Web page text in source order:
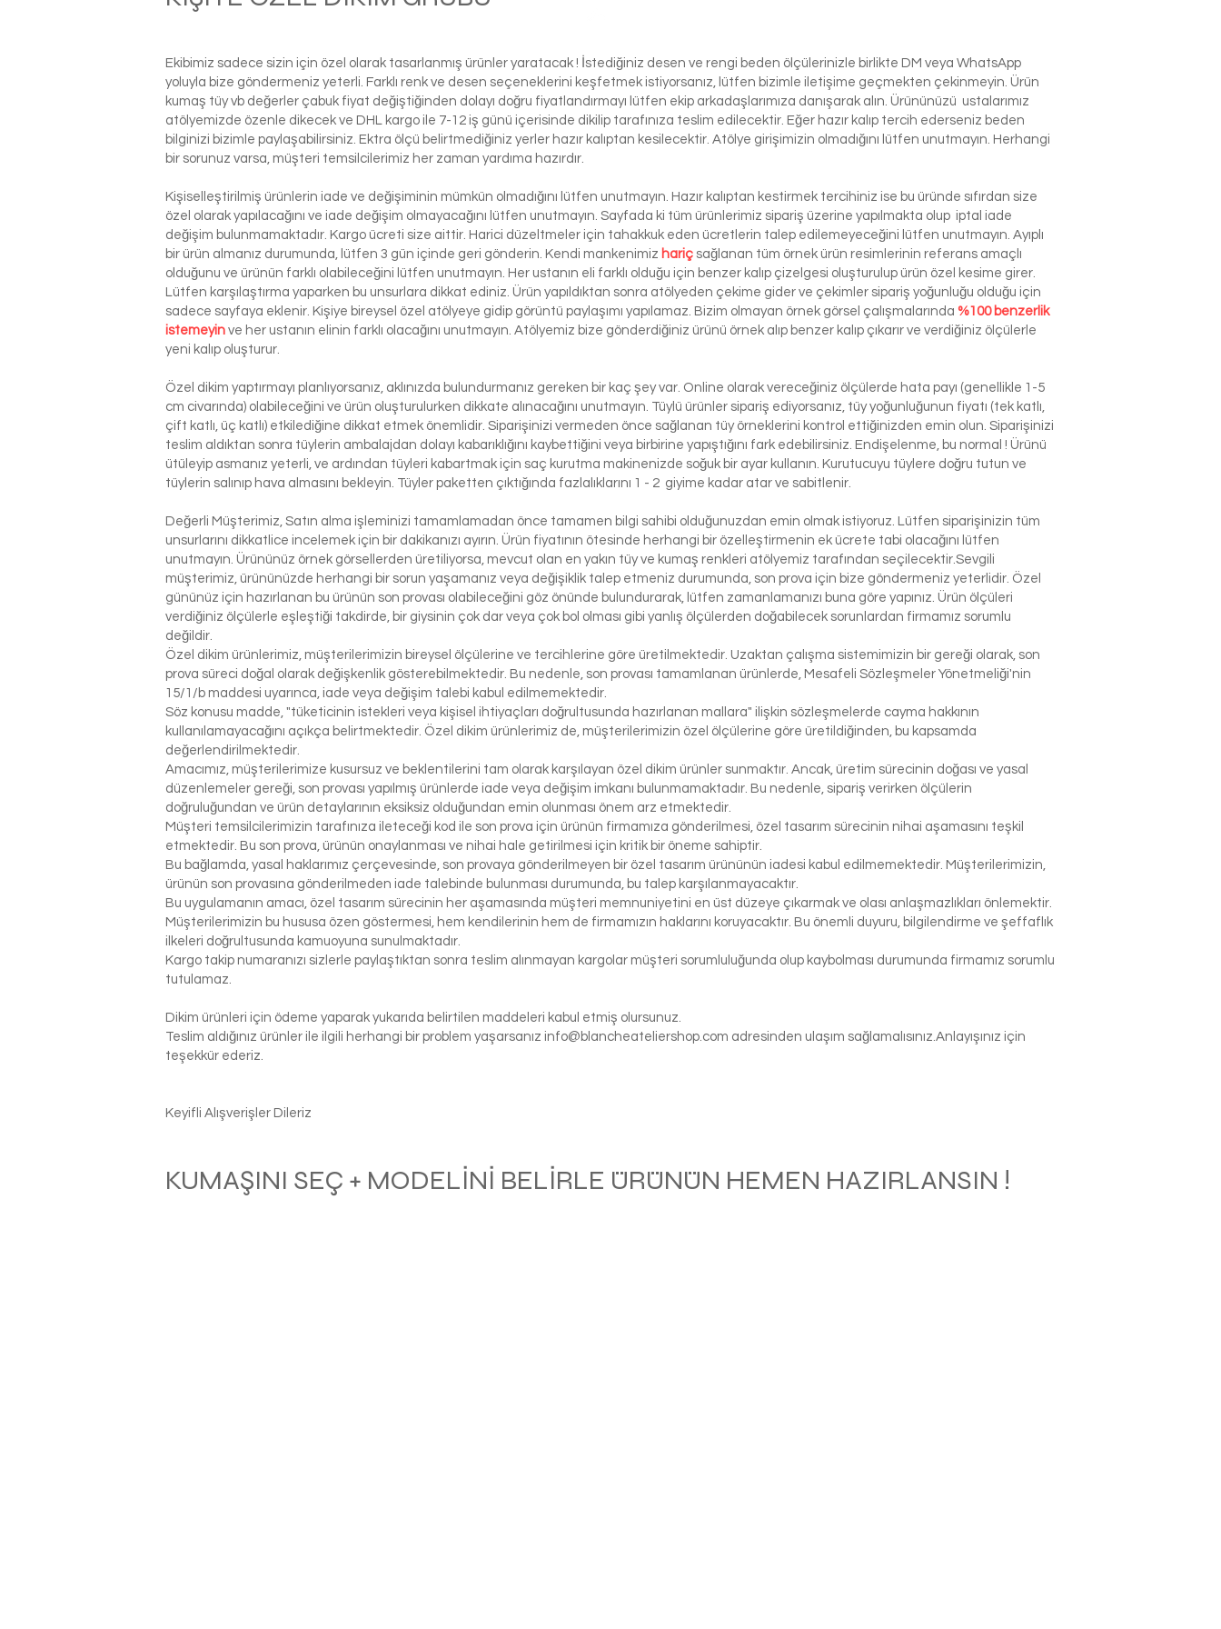
Ekibimiz sadece sizin için özel olarak tasarlanmış ürünler yaratacak ! İstediğiniz desen ve rengi beden ölçülerinizle birlikte DM veya WhatsApp
yoluyla bize göndermeniz yeterli. Farklı renk ve desen seçeneklerini keşfetmek istiyorsanız, lütfen bizimle iletişime geçmekten çekinmeyin. Ürün
kumaş tüy vb değerler çabuk fiyat değiştiğinden dolayı doğru fiyatlandırmayı lütfen ekip arkadaşlarımıza danışarak alın. Ürününüzü ustalarımız
atölyemizde özenle dikecek ve DHL kargo ile 7-12 iş günü içerisinde dikilip tarafınıza teslim edilecektir. Eğer hazır kalıp tercih ederseniz beden
bilginizi bizimle paylaşabilirsiniz. Ektra ölçü belirtmediğiniz yerler hazır kalıptan kesilecektir. Atölye girişimizin olmadığını lütfen unutmayın. Herhangi
bir sorunuz varsa, müşteri temsilcilerimiz her zaman yardıma hazırdır.
Kişiselleştirilmiş ürünlerin iade ve değişiminin mümkün olmadığını lütfen unutmayın. Hazır kalıptan kestirmek tercihiniz ise bu üründe sıfırdan size
özel olarak yapılacağını ve iade değişim olmayacağını lütfen unutmayın. Sayfada ki tüm ürünlerimiz sipariş üzerine yapılmakta olup iptal iade
değişim bulunmamaktadır. Kargo ücreti size aittir. Harici düzeltmeler için tahakkuk eden ücretlerin talep edilemeyeceğini lütfen unutmayın. Ayıplı
bir ürün almanız durumunda, lütfen 3 gün içinde geri gönderin. Kendi mankenimiz hariç sağlanan tüm örnek ürün resimlerinin referans amaçlı
olduğunu ve ürünün farklı olabileceğini lütfen unutmayın. Her ustanın eli farklı olduğu için benzer kalıp çizelgesi oluşturulup ürün özel kesime girer.
Lütfen karşılaştırma yaparken bu unsurlara dikkat ediniz. Ürün yapıldıktan sonra atölyeden çekime gider ve çekimler sipariş yoğunluğu olduğu için
sadece sayfaya eklenir. Kişiye bireysel özel atölyeye gidip görüntü paylaşımı yapılamaz. Bizim olmayan örnek görsel çalışmalarında %100 benzerlik
istemeyin ve her ustanın elinin farklı olacağını unutmayın. Atölyemiz bize gönderdiğiniz ürünü örnek alıp benzer kalıp çıkarır ve verdiğiniz ölçülerle
yeni kalıp oluşturur.
Özel dikim yaptırmayı planlıyorsanız, aklınızda bulundurmanız gereken bir kaç şey var. Online olarak vereceğiniz ölçülerde hata payı (genellikle 1-5
cm civarında) olabileceğini ve ürün oluşturulurken dikkate alınacağını unutmayın. Tüylü ürünler sipariş ediyorsanız, tüy yoğunluğunun fiyatı (tek katlı,
çift katlı, üç katlı) etkilediğine dikkat etmek önemlidir. Siparişinizi vermeden önce sağlanan tüy örneklerini kontrol ettiğinizden emin olun. Siparişinizi
teslim aldıktan sonra tüylerin ambalajdan dolayı kabarıklığını kaybettiğini veya birbirine yapıştığını fark edebilirsiniz. Endişelenme, bu normal ! Ürünü
ütüleyip asmanız yeterli, ve ardından tüyleri kabartmak için saç kurutma makinenizde soğuk bir ayar kullanın. Kurutucuyu tüylere doğru tutun ve
tüylerin salınıp hava almasını bekleyin. Tüyler paketten çıktığında fazlalıklarını 1 - 2 giyime kadar atar ve sabitlenir.
Değerli Müşterimiz, Satın alma işleminizi tamamlamadan önce tamamen bilgi sahibi olduğunuzdan emin olmak istiyoruz. Lütfen siparişinizin tüm
unsurlarını dikkatlice incelemek için bir dakikanızı ayırın. Ürün fiyatının ötesinde herhangi bir özelleştirmenin ek ücrete tabi olacağını lütfen
unutmayın. Ürününüz örnek görsellerden üretiliyorsa, mevcut olan en yakın tüy ve kumaş renkleri atölyemiz tarafından seçilecektir.Sevgili
müşterimiz, ürününüzde herhangi bir sorun yaşamanız veya değişiklik talep etmeniz durumunda, son prova için bize göndermeniz yeterlidir. Özel
gününüz için hazırlanan bu ürünün son provası olabileceğini göz önünde bulundurarak, lütfen zamanlamanızı buna göre yapınız. Ürün ölçüleri
verdiğiniz ölçülerle eşleştiği takdirde, bir giysinin çok dar veya çok bol olması gibi yanlış ölçülerden doğabilecek sorunlardan firmamız sorumlu
değildir.
Özel dikim ürünlerimiz, müşterilerimizin bireysel ölçülerine ve tercihlerine göre üretilmektedir. Uzaktan çalışma sistemimizin bir gereği olarak, son
prova süreci doğal olarak değişkenlik gösterebilmektedir. Bu nedenle, son provası tamamlanan ürünlerde, Mesafeli Sözleşmeler Yönetmeliği'nin
15/1/b maddesi uyarınca, iade veya değişim talebi kabul edilmemektedir.
Söz konusu madde, "tüketicinin istekleri veya kişisel ihtiyaçları doğrultusunda hazırlanan mallara" ilişkin sözleşmelerde cayma hakkının
kullanılamayacağını açıkça belirtmektedir. Özel dikim ürünlerimiz de, müşterilerimizin özel ölçülerine göre üretildiğinden, bu kapsamda
değerlendirilmektedir.
Amacımız, müşterilerimize kusursuz ve beklentilerini tam olarak karşılayan özel dikim ürünler sunmaktır. Ancak, üretim sürecinin doğası ve yasal
düzenlemeler gereği, son provası yapılmış ürünlerde iade veya değişim imkanı bulunmamaktadır. Bu nedenle, sipariş verirken ölçülerin
doğruluğundan ve ürün detaylarının eksiksiz olduğundan emin olunması önem arz etmektedir.
Müşteri temsilcilerimizin tarafınıza ileteceği kod ile son prova için ürünün firmamıza gönderilmesi, özel tasarım sürecinin nihai aşamasını teşkil
etmektedir. Bu son prova, ürünün onaylanması ve nihai hale getirilmesi için kritik bir öneme sahiptir.
Bu bağlamda, yasal haklarımız çerçevesinde, son provaya gönderilmeyen bir özel tasarım ürününün iadesi kabul edilmemektedir. Müşterilerimizin,
ürünün son provasına gönderilmeden iade talebinde bulunması durumunda, bu talep karşılanmayacaktır.
Bu uygulamanın amacı, özel tasarım sürecinin her aşamasında müşteri memnuniyetini en üst düzeye çıkarmak ve olası anlaşmazlıkları önlemektir.
Müşterilerimizin bu hususa özen göstermesi, hem kendilerinin hem de firmamızın haklarını koruyacaktır. Bu önemli duyuru, bilgilendirme ve şeffaflık
ilkeleri doğrultusunda kamuoyuna sunulmaktadır.
Kargo takip numaranızı sizlerle paylaştıktan sonra teslim alınmayan kargolar müşteri sorumluluğunda olup kaybolması durumunda firmamız sorumlu
tutulamaz.
Dikim ürünleri için ödeme yaparak yukarıda belirtilen maddeleri kabul etmiş olursunuz.
Teslim aldığınız ürünler ile ilgili herhangi bir problem yaşarsanız info@blancheateliershop.com adresinden ulaşım sağlamalısınız.Anlayışınız için
teşekkür ederiz.
Keyifli Alışverişler Dileriz
KUMAŞINI SEÇ + MODELİNİ BELİRLE ÜRÜNÜN HEMEN HAZIRLANSIN !